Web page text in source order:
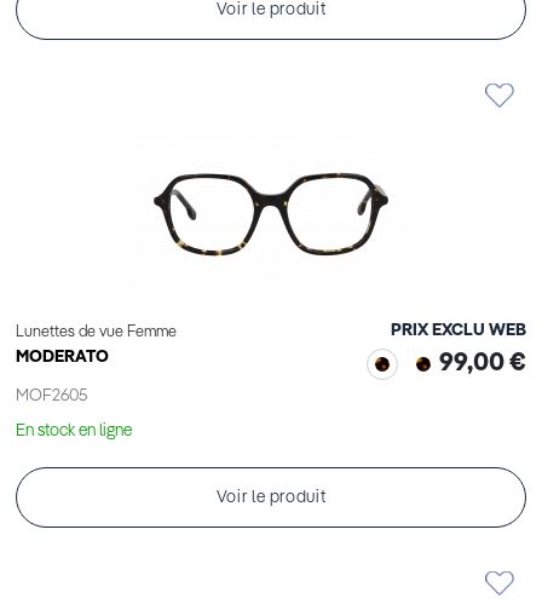
Voir le produit
Lunettes de vue Femme
MODERATO
MOF2605
PRIX EXCLU WEB
99,00 €
En stock en ligne
Voir le produit